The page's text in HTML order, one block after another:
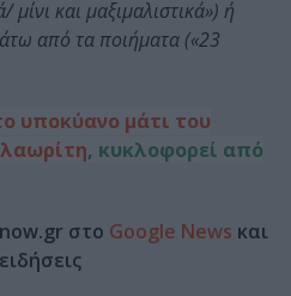
και μαξιμαλιστικά») ή
από τα ποιήματα («23
υποκύανο μάτι του
, κυκλοφορεί από
στο Google News και